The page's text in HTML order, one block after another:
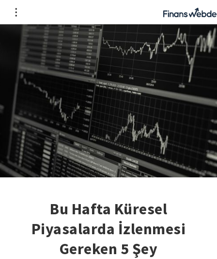
Bu Hafta Küresel
Piyasalarda İzlenmesi
Gereken 5 Şey